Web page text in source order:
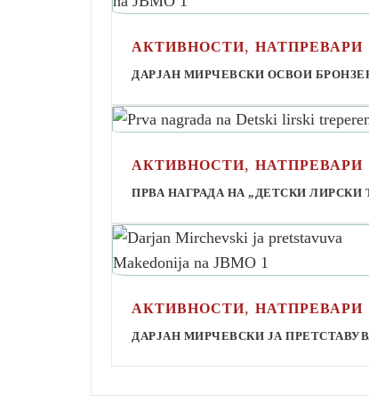
АКТИВНОСТИ, НАТПРЕВАРИ
ДАРЈАН МИРЧЕВСКИ ОСВОИ
АКТИВНОСТИ, НАТПРЕВАРИ
ПРВА НАГРАДА НА „ДЕТСКИ ЛИРСКИ
АКТИВНОСТИ, НАТПРЕВАРИ
ДАРЈАН МИРЧЕВСКИ ЈА